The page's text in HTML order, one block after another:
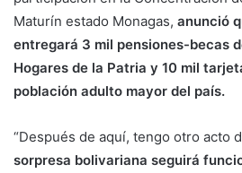
Maturín estado Monagas, anunció
entregará 3 mil pensiones-becas
Hogares de la Patria y 10 mil
población adulto mayor del país.
“Después de aquí, tengo otro acto
sorpresa bolivariana seguirá